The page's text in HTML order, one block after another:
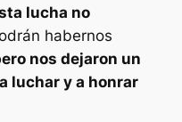
lucha no
habernos
nos dejaron un
luchar y a honrar